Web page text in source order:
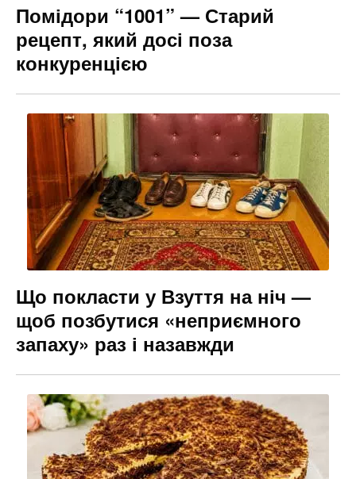
Помідори “1001” — Старий
рецепт, який досі поза
конкуренцією
Що покласти у Взуття на ніч —
щоб позбутися «неприємного
запаху» раз і назавжди